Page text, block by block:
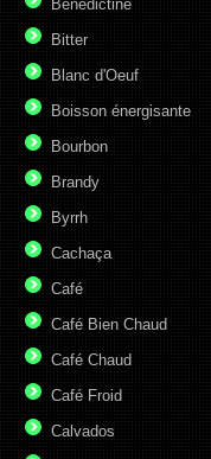
Bénédictine
Bitter
Blanc d'Oeuf
Boisson énergisante
Bourbon
Brandy
Byrrh
Cachaça
Café
Café Bien Chaud
Café Chaud
Café Froid
Calvados